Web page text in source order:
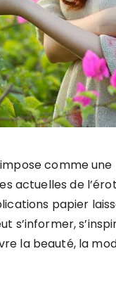
comme
actuelles de
papier
la beauté, la